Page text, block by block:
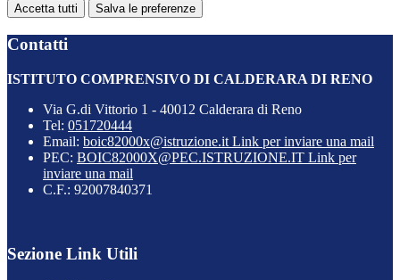
Accetta tutti Salva le preferenze
Contatti
ISTITUTO COMPRENSIVO DI CALDERARA DI RENO
Via G.di Vittorio 1 - 40012 Calderara di Reno
Tel: 051720444
Email: boic82000x@istruzione.it Link per inviare una mail
PEC: BOIC82000X@PEC.ISTRUZIONE.IT Link per
inviare una mail
C.F.: 92007840371
Sezione Link Utili